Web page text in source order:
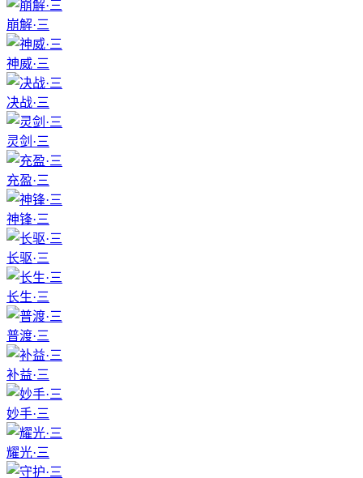
崩解·三
神威·三
决战·三
灵剑·三
充盈·三
神锋·三
长驱·三
长生·三
普渡·三
补益·三
妙手·三
耀光·三